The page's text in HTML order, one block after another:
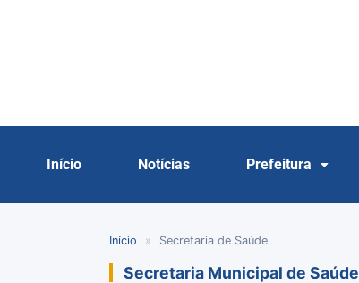
Início Notícias Prefeitura
Início » Secretaria de Saúde
Secretaria Municipal de Saúde